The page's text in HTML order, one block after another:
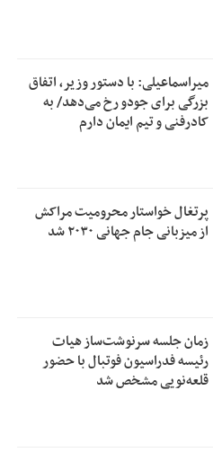
میراسماعیلی: با دستور وزیر، اتفاق
بزرگی برای جودو رخ می‌دهد/ به
کادرفنی و تیم ایمان دارم
پرتغال خواستار محرومیت مراکش
از میزبانی جام جهانی ۲۰۳۰ شد
زمان جلسه سرنوشت‌ساز هیات
رئیسه فدراسیون فوتبال با حضور
قلعه‌نویی مشخص شد